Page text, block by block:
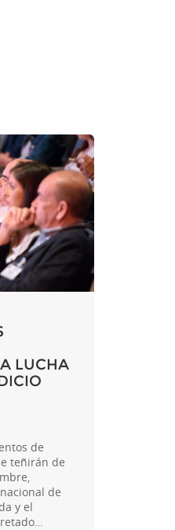
LUCHA
de
teñirán de
de
y el